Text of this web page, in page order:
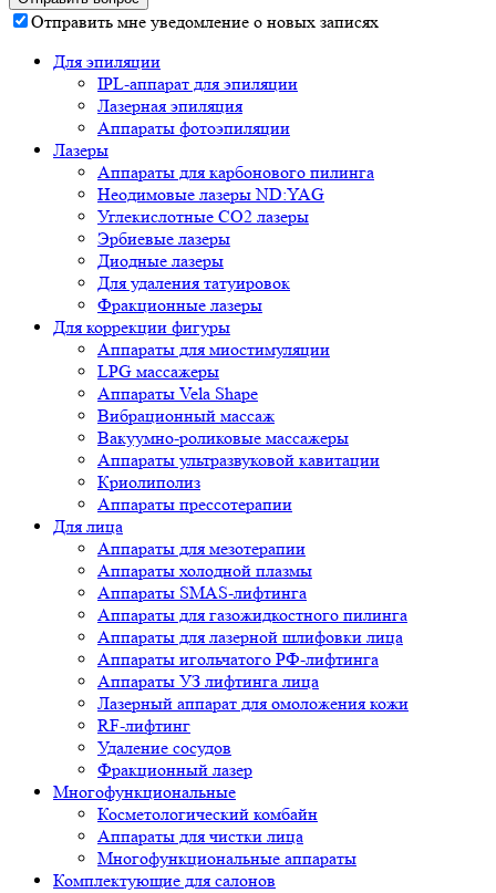
Отправить мне уведомление о новых записях
Для эпиляции
IPL-аппарат для эпиляции
Лазерная эпиляция
Аппараты фотоэпиляции
Лазеры
Аппараты для карбонового пилинга
Неодимовые лазеры ND:YAG
Углекислотные СО2 лазеры
Эрбиевые лазеры
Диодные лазеры
Для удаления татуировок
Фракционные лазеры
Для коррекции фигуры
Аппараты для миостимуляции
LPG массажеры
Аппараты Vela Shape
Вибрационный массаж
Вакуумно-роликовые массажеры
Аппараты ультразвуковой кавитации
Криолиполиз
Аппараты прессотерапии
Для лица
Аппараты для мезотерапии
Аппараты холодной плазмы
Аппараты SMAS-лифтинга
Аппараты для газожидкостного пилинга
Аппараты для лазерной шлифовки лица
Аппараты игольчатого РФ-лифтинга
Аппараты УЗ лифтинга лица
Лазерный аппарат для омоложения кожи
RF-лифтинг
Удаление сосудов
Фракционный лазер
Многофункциональные
Косметологический комбайн
Аппараты для чистки лица
Многофункциональные аппараты
Комплектующие для салонов